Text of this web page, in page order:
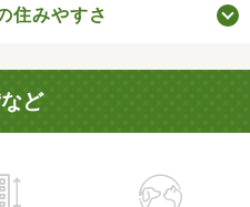
住みやすさ
ど